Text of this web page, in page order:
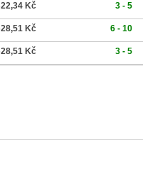
Kč 3 - 5
Kč 6 - 10
Kč 3 - 5